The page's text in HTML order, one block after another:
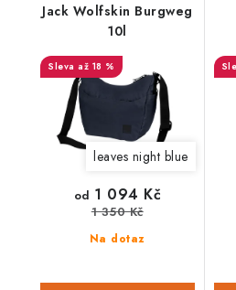
Jack Wolfskin Burgweg
10l
až 18 %
leaves night blue
Na dotaz
od 1 094 Kč
1 350 Kč